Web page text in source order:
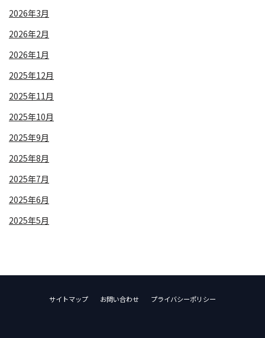
2026年3月
2026年2月
2026年1月
2025年12月
2025年11月
2025年10月
2025年9月
2025年8月
2025年7月
2025年6月
2025年5月
サイトマップ お問い合わせ プライバシーポリシー